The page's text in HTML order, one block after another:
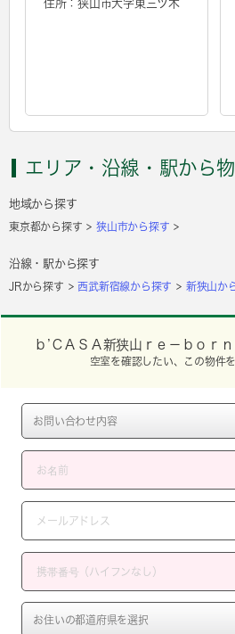
住所：狭山市大字東三ツ木
エリア・沿線・駅から
地域から探す
東京都から探す 狭山市から探す
沿線・駅から探す
JRから探す 西武新宿線から探す 新狭山か
ｂ’ＣＡＳＡ新狭山ｒｅ－ｂｏｒ
空室を確認したい、この物件